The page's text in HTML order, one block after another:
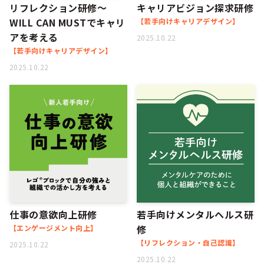
リフレクション研修～
WILL CAN MUSTでキャリ
アを考える
【若手向けキャリアデザイン】
2025.10.22
キャリアビジョン探求研修
【若手向けキャリアデザイン】
2025.10.22
仕事の意欲向上研修
【エンゲージメント向上】
2025.10.22
若手向けメンタルヘルス研
修
【リフレクション・自己認識】
2025.10.22